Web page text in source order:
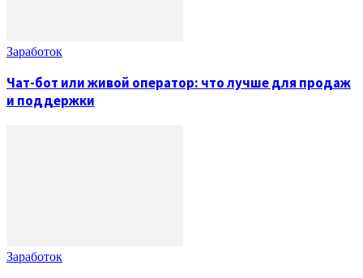
Заработок
Чат-бот или живой оператор: что лучше для продаж
и поддержки
Заработок